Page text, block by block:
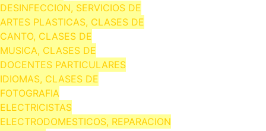
DESINFECCION, SERVICIOS DE
ARTES PLASTICAS, CLASES DE
CANTO, CLASES DE
MUSICA, CLASES DE
DOCENTES PARTICULARES
IDIOMAS, CLASES DE
FOTOGRAFIA
ELECTRICISTAS
ELECTRODOMESTICOS, REPARACION